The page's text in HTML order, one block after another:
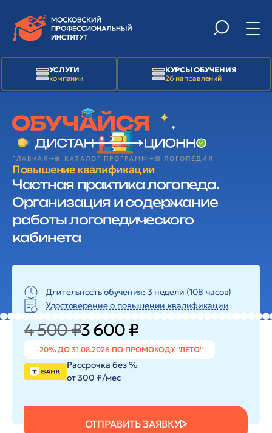
УСЛУГИ
компании
КУРСЫ ОБУЧЕНИЯ
26 направлений
ГЛАВНАЯ 📙 КАТАЛОГ ПРОГРАММ 🟢 ЛОГОПЕДИЯ
Повышение квалификации
Частная практика логопеда.
Организация и содержание
работы логопедического
кабинета
Длительность обучения: 3 недели (108 часов)
Удостоверение о повышении квалификации
4 500 ₽3 600 ₽
-20% ДО 31.08.2026 ПО ПРОМОКОДУ "ЛЕТО"
ОТПРАВИТЬ ЗАЯВКУ
Рассрочка без %
от 300 ₽/мес